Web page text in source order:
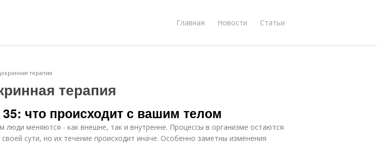
Главная Новости Статьи
терапия
терапия
что происходит с вашим телом
люди меняются - как внешне, так и внутренне. Процессы в организме остаются
сути, но их течение происходит иначе. Особенно заметны изменения